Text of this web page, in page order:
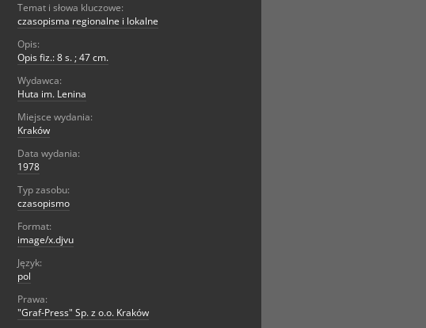
Temat i słowa kluczowe:
czasopisma regionalne i lokalne
Opis:
Opis fiz.: 8 s. ; 47 cm.
Wydawca:
Huta im. Lenina
Miejsce wydania:
Kraków
Data wydania:
1978
Typ zasobu:
czasopismo
Format:
image/x.djvu
Język:
pol
Prawa:
"Graf-Press" Sp. z o.o. Kraków